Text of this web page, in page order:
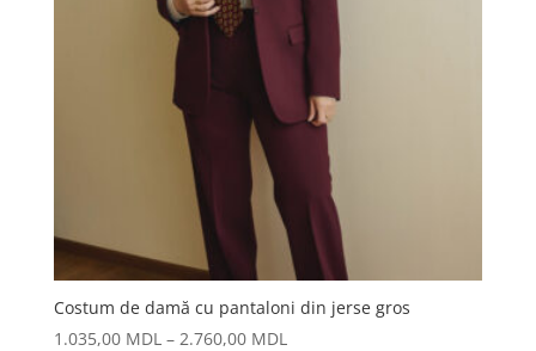
Costum de damă cu pantaloni din jerse gros
1.035,00 MDL – 2.760,00 MDL